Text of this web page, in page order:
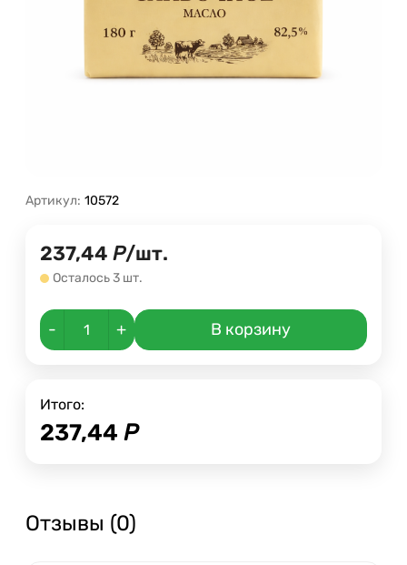
Артикул: 10572
237,44 Р/шт.
Осталось 3 шт.
- + В корзину
Итого:
237,44 Р
Отзывы (0)